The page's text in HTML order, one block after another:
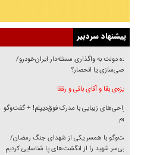
پیشنهاد سردبیر
دنده دولت به واگذاری مسئله‌دار ایران‌خودرو/
خصوصی‌سازی یا انحصار؟
غریزه‌ی بقا و آقای باقی و رفقا
جراحی‌های زیبایی با مدرک فوق‌دیپلم! + گفت‌وگو
با متهم
گفت‌وگو با همسر یکی از شهدای جنگ رمضان/
پیکر بی‌سر شهید را از انگشت‌های پا شناسایی کردیم